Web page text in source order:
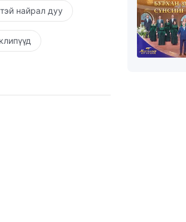
намайг цаг
Миний
хатуу чангаар
тангарагла.
хайрласаар
шийдсэн бол ийм
шийдвэрийг чинь
та нарыг төгс
найрал дуу